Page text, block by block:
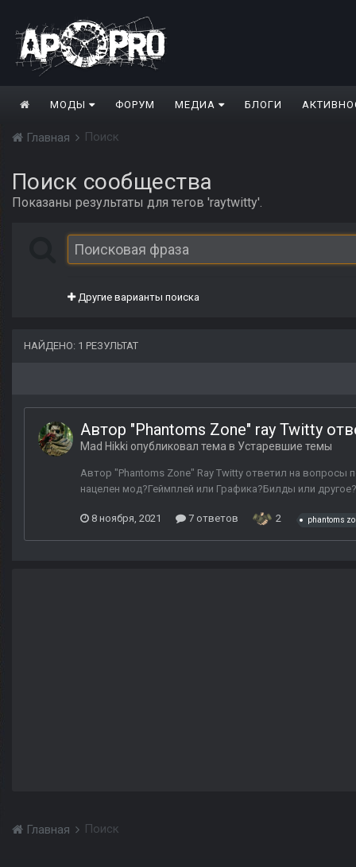
МОДЫ ФОРУМ МЕДИА БЛОГИ
Главная Поиск
Поиск сообщества
Показаны результаты для тегов 'raytwitty'.
Другие варианты поиска
НАЙДЕНО: 1 РЕЗУЛЬТАТ
Автор "Phantoms Zone" ray Twitty
Mad Hikki опубликовал тема в Устаревшие темы
Автор "Phantoms Zone" Ray Twitty ответил на вопросы
нацелен мод?Геймплей или Графика?Билды или
8 ноября, 2021 7 ответов 2 phantoms
Главная Поиск